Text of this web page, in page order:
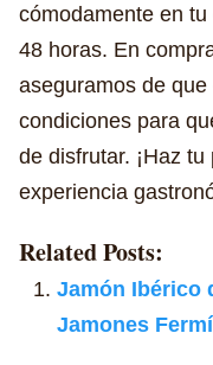
cómodamente en
48 horas. En
aseguramos de
condiciones para
de disfrutar. ¡Haz
experiencia
Related Posts:
Jamón Ibérico
Jamones